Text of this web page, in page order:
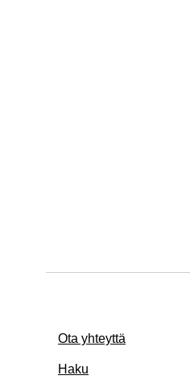
Ota yhteyttä
Haku